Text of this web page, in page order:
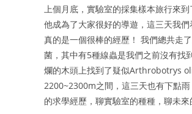
上個月底，實驗室的採集樣本旅行來
他成為了大家很好的導遊，這三天我
真的是一個很棒的經歷！ 我們總共走
菌，其中有5種線蟲是我們之前沒有找
爛的木頭上找到了疑似Arthrobotrys
2200~2300m之間，這三天也有下點
的求學經歷，聊實驗室的種種，聊未